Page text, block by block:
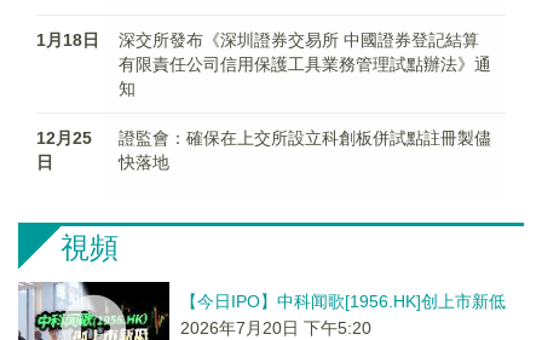
1月18日
深交所發布《深圳證券交易所 中國證券登記結算
有限責任公司信用保護工具業務管理試點辦法》通
知
12月25
日
證監會：確保在上交所設立科創板併試點註冊製儘
快落地
視頻
【今日IPO】中科闻歌[1956.HK]创上市新低
2026年7月20日 下午5:20